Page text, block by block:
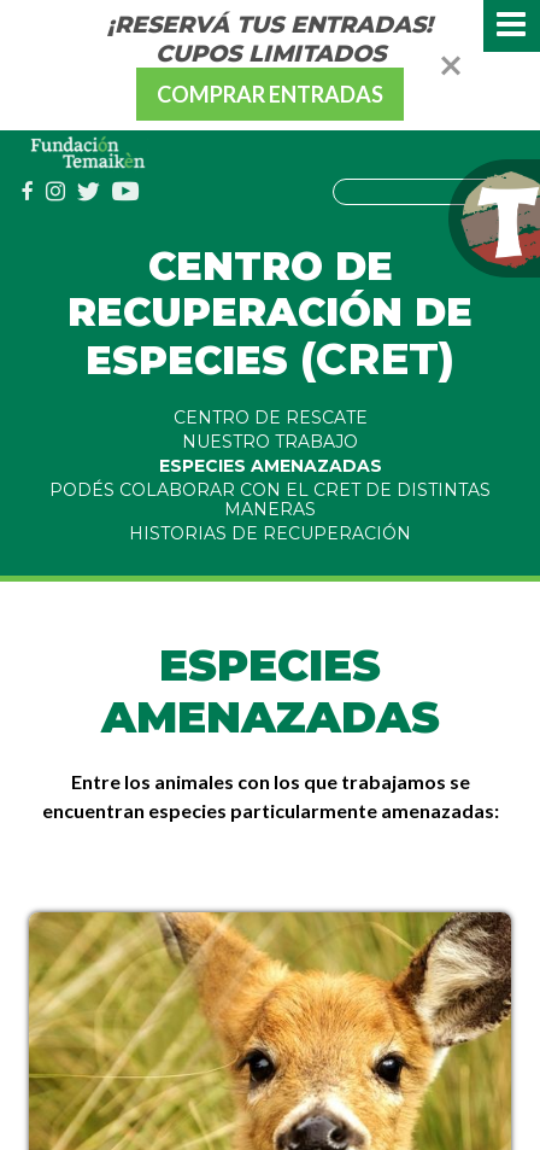
¡RESERVÁ TUS ENTRADAS!
CUPOS LIMITADOS
COMPRAR ENTRADAS
CENTRO DE
RECUPERACIÓN DE
ESPECIES (CRET)
CENTRO DE RESCATE
NUESTRO TRABAJO
ESPECIES AMENAZADAS
PODÉS COLABORAR CON EL CRET DE DISTINTAS
MANERAS
HISTORIAS DE RECUPERACIÓN
ESPECIES
AMENAZADAS
Entre los animales con los que trabajamos se
encuentran especies particularmente amenazadas: